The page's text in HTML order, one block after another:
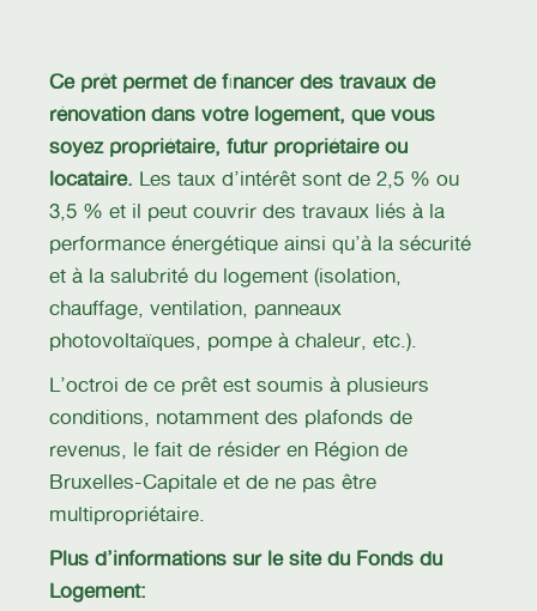
Ce prêt permet de financer des travaux de
rénovation dans votre logement, que vous
soyez propriétaire, futur propriétaire ou
locataire. Les taux d’intérêt sont de 2,5 % ou
3,5 % et il peut couvrir des travaux liés à la
performance énergétique ainsi qu’à la sécurité
et à la salubrité du logement (isolation,
chauffage, ventilation, panneaux
photovoltaïques, pompe à chaleur, etc.).
L’octroi de ce prêt est soumis à plusieurs
conditions, notamment des plafonds de
revenus, le fait de résider en Région de
Bruxelles-Capitale et de ne pas être
multipropriétaire.
Plus d’informations sur le site du Fonds du
Logement: